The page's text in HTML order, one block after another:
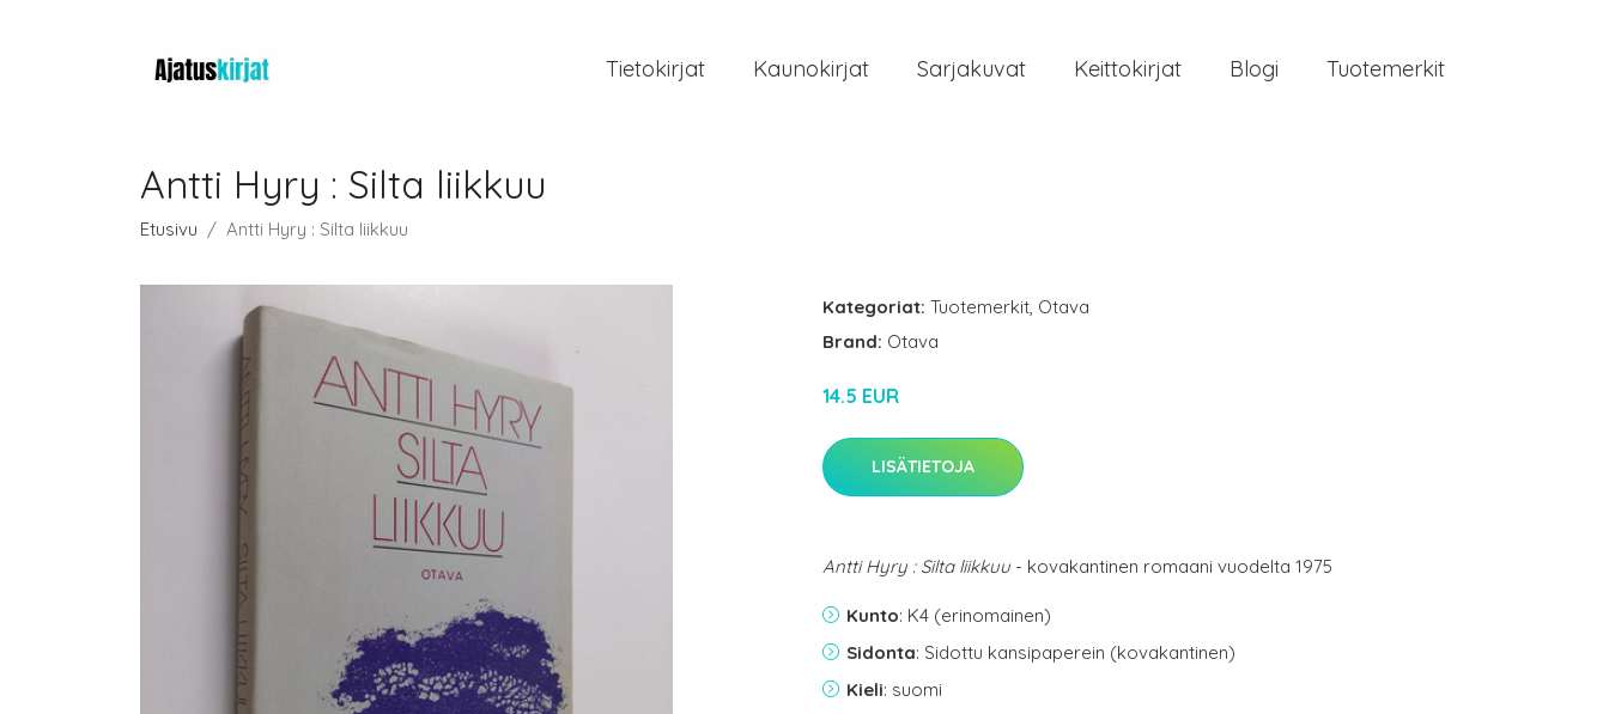
Tietokirjat Kaunokirjat Sarjakuvat Keittokirjat Blogi Tuotemerkit
Antti Hyry : Silta liikkuu
Etusivu Antti Hyry : Silta liikkuu
Kategoriat: Tuotemerkit, Otava
Brand: Otava
14.5 EUR
LISÄTIETOJA
Antti Hyry : Silta liikkuu - kovakantinen romaani vuodelta 1975
Kunto: K4 (erinomainen)
Sidonta: Sidottu kansipaperein (kovakantinen)
Kieli: suomi